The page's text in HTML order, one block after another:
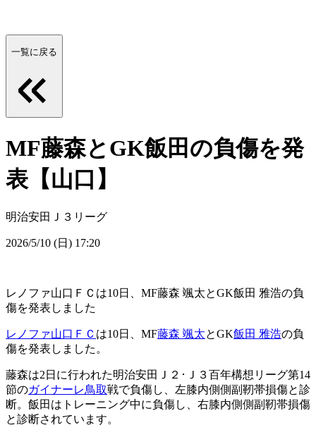
一覧に戻る
MF藤森とGK飯田の負傷を発
表【山口】
明治安田Ｊ３リーグ
2026/5/10 (日) 17:20
レノファ山口ＦＣは10日、MF藤森 颯太とGK飯田 雅浩の負
傷を発表しました
レノファ山口ＦＣ は10日、MF藤森 颯太とGK飯田 雅浩の負
傷を発表しました。
藤森は2日に行われた明治安田Ｊ２･Ｊ３百年構想リーグ第14
節のガイナーレ鳥取戦で負傷し、左膝内側側副靭帯損傷と診
断。飯田はトレーニング中に負傷し、右膝内側側副靭帯損傷
と診断されています。